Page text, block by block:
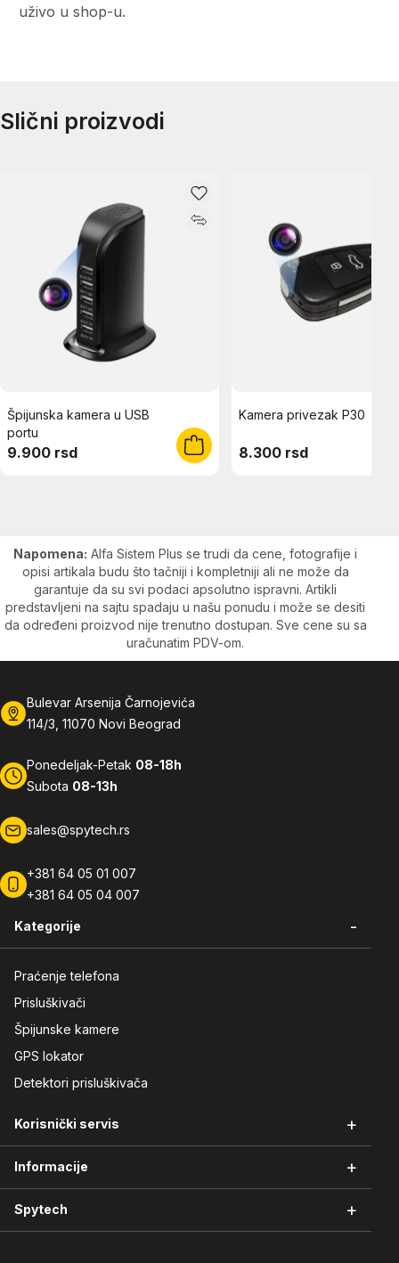
uživo u shop-u.
Slični proizvodi
Špijunska kamera u USB
portu
9.900 rsd
Kamera privezak P30
8.300 rsd
Napomena: Alfa Sistem Plus se trudi da cene, fotografije i
opisi artikala budu što tačniji i kompletniji ali ne može da
garantuje da su svi podaci apsolutno ispravni. Artikli
predstavljeni na sajtu spadaju u našu ponudu i može se desiti
da određeni proizvod nije trenutno dostupan. Sve cene su sa
uračunatim PDV-om.
Bulevar Arsenija Čarnojevića
114/3, 11070 Novi Beograd
Ponedeljak-Petak 08-18h
Subota 08-13h
sales@spytech.rs
+381 64 05 01 007
+381 64 05 04 007
Kategorije -
Praćenje telefona
Prisluškivači
Špijunske kamere
GPS lokator
Detektori prisluškivača
Korisnički servis +
Vraćanje robe
Informacije +
Načini plaćanja
Spytech +